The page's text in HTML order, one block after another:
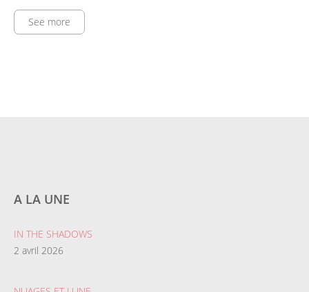
See more
A LA UNE
IN THE SHADOWS
2 avril 2026